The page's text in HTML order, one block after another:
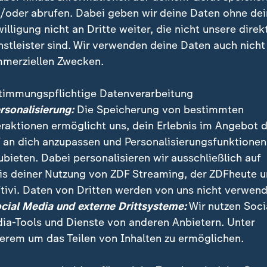
sind in Deutschland unerledigt, im
bei der Polizei 50.000 Beamte.
Volumen rund 100 Milliarden
das Volumen derGeldwäschein Deutschland auf
Jahr. "Es spielt der Organisierten Kriminalität in
2.000 Staatsanwälte fehlen, sich eine Million
stapeln und gerade komplexe Fälle wegen
werden können und mit Deals enden",
Wirtschafts- und Finanzkriminelle
weil sie es vielfach mit chronisch
oder abrufen. Dabei geben wir deine Daten ohne
nicht an Dritte weiter, die nicht unsere
sind. Wir verwenden deine Daten auch nicht
Zwecken.
Datenverarbeitung
Die Speicherung von bestimmten
ermöglicht uns, dein Erlebnis im Angebot
an dich anzupassen und Personalisierungsfunktionen
Dabei personalisieren wir ausschließlich auf
deiner Nutzung von ZDF Streaming, der ZDFheute
Daten von Dritten werden von uns nicht
Media und externe Drittsysteme:Wir nutzen
Tools und Dienste von anderen Anbietern. Unter
um das Teilen von Inhalten zu ermöglichen.